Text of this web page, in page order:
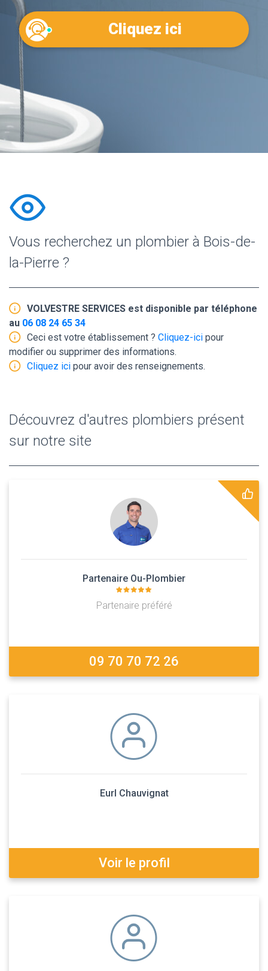
Cliquez ici
Vous recherchez un plombier à Bois-de-
la-Pierre ?
VOLVESTRE SERVICES est disponible par téléphone
au 06 08 24 65 34
Ceci est votre établissement ? Cliquez-ici pour
modifier ou supprimer des informations.
Cliquez ici pour avoir des renseignements.
Découvrez d'autres plombiers présent
sur notre site
Partenaire Ou-Plombier
Partenaire préféré
09 70 70 72 26
Eurl Chauvignat
Voir le profil